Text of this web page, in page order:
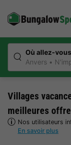
Où allez-
Anvers
Villages
meilleures
Nos utilisateurs
En savoir plus